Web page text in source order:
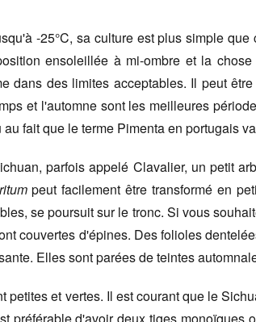
-25°C, sa culture est plus simple
ensoleillée à mi-ombre et la
dans des limites acceptables. Il peut
et l'automne sont les meilleures
fait que le terme Pimenta en portugais
parfois appelé Clavalier, un petit
peut facilement être transformé en
se poursuit sur le tronc. Si vous
couvertes d'épines. Des folioles
Elles sont parées de teintes
et vertes. Il est courant que le
préférable d'avoir deux tiges monoïques